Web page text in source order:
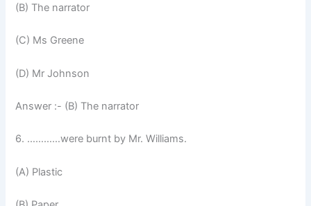
(B) The narrator
(C) Ms Greene
(D) Mr Johnson
Answer :- (B) The narrator
6. …………were burnt by Mr. Williams.
(A) Plastic